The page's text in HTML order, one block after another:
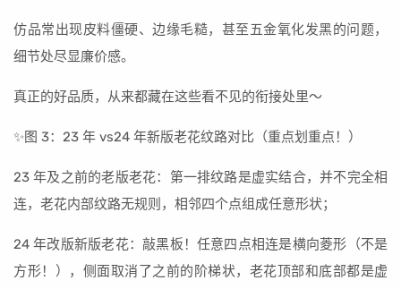
仿品常出现皮料僵硬、边缘毛糙，甚至五金氧化发黑的问题，
细节处尽显廉价感。
真正的好品质，从来都藏在这些看不见的衔接处里～
✨图 3：23 年 vs24 年新版老花纹路对比（重点划重点！）
23 年及之前的老版老花：第一排纹路是虚实结合，并不完全相
连，老花内部纹路无规则，相邻四个点组成任意形状；
24 年改版新版老花：敲黑板！任意四点相连是横向菱形（不是
方形！），侧面取消了之前的阶梯状，老花顶部和底部都是虚